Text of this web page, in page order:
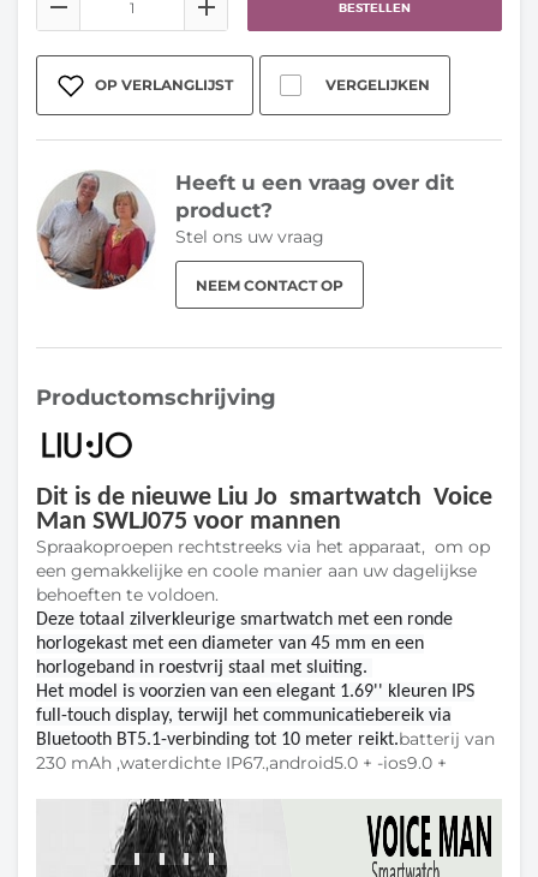
BESTELLEN
OP VERLANGLIJST VERGELIJKEN
Heeft u een vraag over dit
product?
Stel ons uw vraag
NEEM CONTACT OP
Productomschrijving
Dit is de nieuwe Liu Jo smartwatch Voice
Man SWLJ075 voor mannen
Spraakoproepen rechtstreeks via het apparaat, om op
een gemakkelijke en coole manier aan uw dagelijkse
behoeften te voldoen.
Deze totaal zilverkleurige smartwatch met een ronde
horlogekast met een diameter van 45 mm en een
horlogeband in roestvrij staal met sluiting.
Het model is voorzien van een elegant 1.69'' kleuren IPS
full-touch display, terwijl het communicatiebereik via
Bluetooth BT5.1-verbinding tot 10 meter reikt.batterij van
230 mAh ,waterdichte IP67.,android5.0 + -ios9.0 +